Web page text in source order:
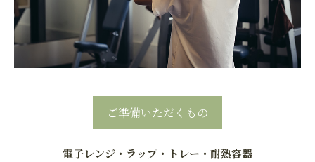
ご準備いただくもの
電子レンジ・ラップ・トレー・耐熱容器